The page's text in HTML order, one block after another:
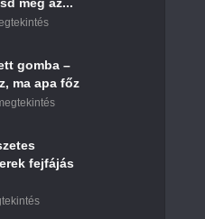
gomba –
ma apa főz
fejfájás